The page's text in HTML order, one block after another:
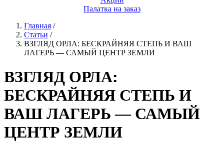
Палатка на заказ
Главная /
Статьи /
ВЗГЛЯД ОРЛА: БЕСКРАЙНЯЯ СТЕПЬ И ВАШ
ЛАГЕРЬ — САМЫЙ ЦЕНТР ЗЕМЛИ
ВЗГЛЯД ОРЛА:
БЕСКРАЙНЯЯ СТЕПЬ И
ВАШ ЛАГЕРЬ — САМЫЙ
ЦЕНТР ЗЕМЛИ